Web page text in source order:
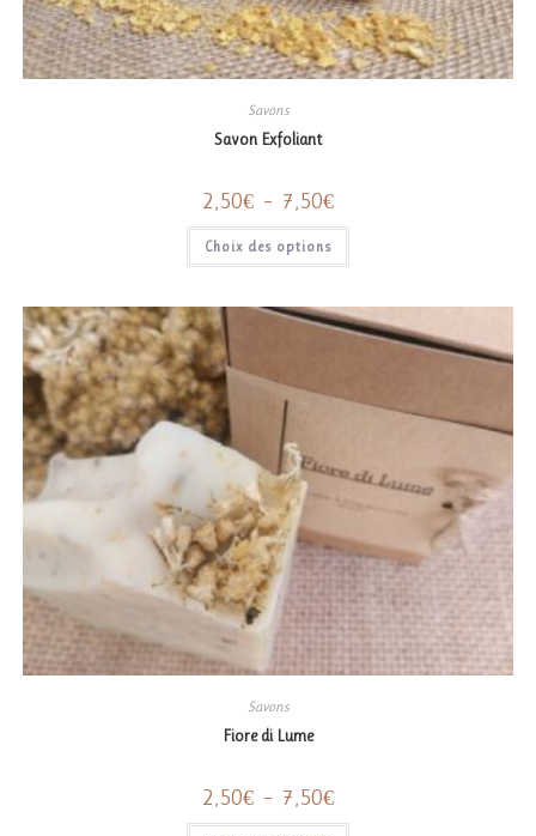
Savons
Savon Exfoliant
2,50€ – 7,50€Plage
de
prix :
à
Choix des options
a
Les
options
peuvent
sur
produit
Savons
Fiore di Lume
2,50€ – 7,50€Plage
de
prix :